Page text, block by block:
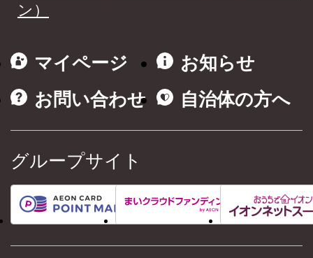
ン）
マイページ
お知らせ
お問い合わせ
自治体の方へ
グループサイト